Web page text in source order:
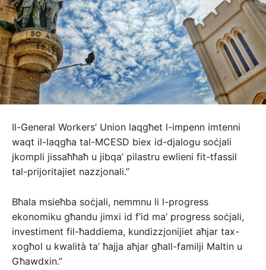
Il-General Workers’ Union laqgħet l-impenn imtenni
waqt il-laqgħa tal-MCESD biex id-djalogu soċjali
jkompli jissaħħaħ u jibqa’ pilastru ewlieni fit-tfassil
tal-prijoritajiet nazzjonali.”
Bħala msieħba soċjali, nemmnu li l-progress
ekonomiku għandu jimxi id f’id ma’ progress soċjali,
investiment fil-ħaddiema, kundizzjonijiet aħjar tax-
xogħol u kwalità ta’ ħajja aħjar għall-familji Maltin u
Għawdxin.”